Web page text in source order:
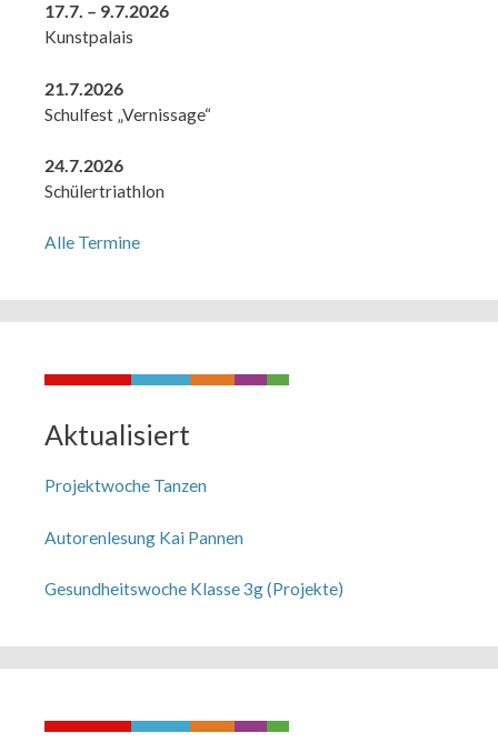
17.7. – 9.7.2026
Kunstpalais
21.7.2026
Schulfest „Vernissage“
24.7.2026
Schülertriathlon
Alle Termine
Aktualisiert
Projektwoche Tanzen
Autorenlesung Kai Pannen
Gesundheitswoche Klasse 3g (Projekte)